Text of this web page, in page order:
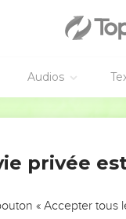
Audios
DE
LES VOTRES ?
privée
« Accepter